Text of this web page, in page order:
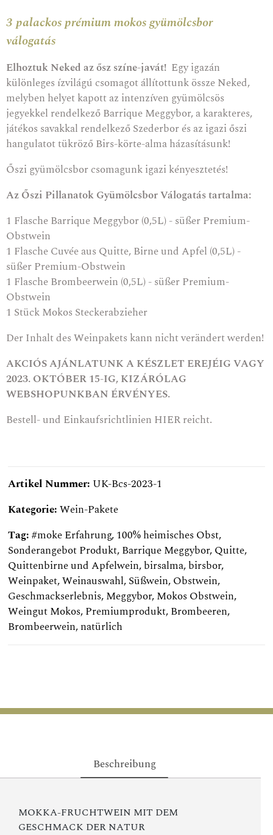
3 palackos prémium mokos gyümölcsbor
válogatás
Elhoztuk Neked az ősz színe-javát! Egy igazán
különleges ízvilágú csomagot állítottunk össze Neked,
melyben helyet kapott az intenzíven gyümölcsös
jegyekkel rendelkező Barrique Meggybor, a karakteres,
játékos savakkal rendelkező Szederbor és az igazi őszi
hangulatot tükröző Birs-körte-alma házasításunk!
Őszi gyümölcsbor csomagunk igazi kényesztetés!
Az Őszi Pillanatok Gyümölcsbor Válogatás tartalma:
1 FlascheBarrique Meggybor(0,5L) - süßer Premium-
Obstwein
1 FlascheCuvée aus Quitte, Birne und Apfel (0,5L) -
süßer Premium-Obstwein
1 FlascheBrombeerwein (0,5L) - süßer Premium-
Obstwein
1 StückMokos Steckerabzieher
Der Inhalt des Weinpakets kann nicht verändert werden!
AKCIÓS AJÁNLATUNK A KÉSZLET EREJÉIG VAGY
2023. OKTÓBER 15-IG, KIZÁRÓLAG
WEBSHOPUNKBAN ÉRVÉNYES.
Bestell- und Einkaufsrichtlinien HIERreicht.
Artikel Nummer: UK-Bcs-2023-1
Kategorie:Wein-Pakete
Tag:#moke Erfahrung,100% heimisches Obst,
Sonderangebot Produkt,Barrique Meggybor,Quitte,
Quittenbirne und Apfelwein,birsalma,birsbor,
Weinpaket,Weinauswahl,Süßwein,Obstwein,
Geschmackserlebnis,Meggybor,Mokos Obstwein,
Weingut Mokos,Premiumprodukt,Brombeeren,
Brombeerwein,natürlich
Beschreibung
MOKKA-FRUCHTWEIN MIT DEM
GESCHMACK DER NATUR